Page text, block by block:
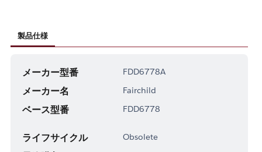
製品仕様
メーカー型番 FDD6778A
メーカー名 Fairchild
ベース型番 FDD6778
ライフサイクル Obsolete